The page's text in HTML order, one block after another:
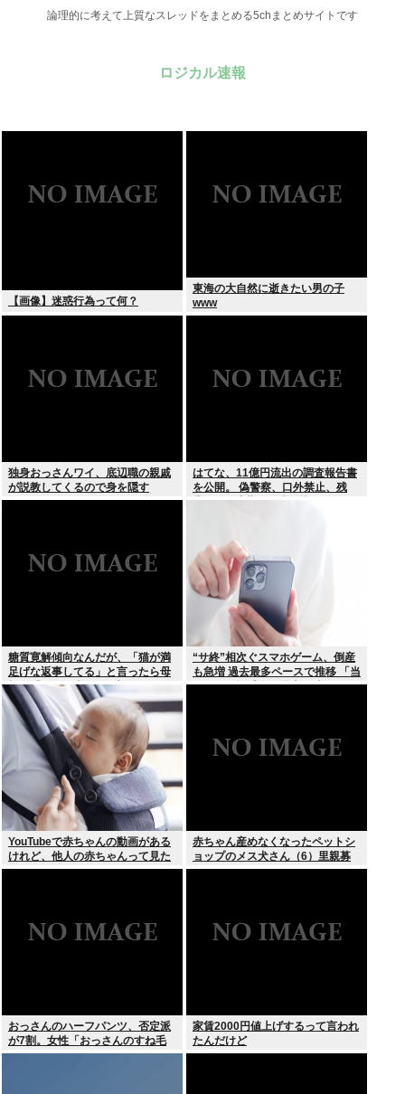
論理的に考えて上質なスレッドをまとめる5chまとめサイトです
ロジカル速報
【画像】迷惑行為って何？
東海の大自然に逝きたい男の子
www
独身おっさんワイ、底辺職の親戚
が説教してくるので身を隠す
はてな、11億円流出の調査報告書
を公開。 偽警察、口外禁止、残
業・休日出勤200時間越、孤
糖質寛解傾向なんだが、「猫が満
足げな返事してる」と言ったら母
親に「お気の毒w」と言われた
“サ終”相次ぐスマホゲーム、倒産
も急増 過去最多ペースで推移 「当
たれば一攫千金」過去の時代に
YouTubeで赤ちゃんの動画がある
けれど、他人の赤ちゃんって見た
いのか？
赤ちゃん産めなくなったペットシ
ョップのメス犬さん（6）里親募
集されてしまうwww
おっさんのハーフパンツ、否定派
が7割。女性「おっさんのすね毛
なんて見たくないじゃないですか
家賃2000円値上げするって言われ
たんだけど